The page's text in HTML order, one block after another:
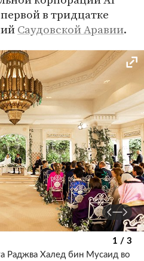
в тридцатке
Саудовской Аравии.
1 / 3
Раджва Халед бин Мусаид во